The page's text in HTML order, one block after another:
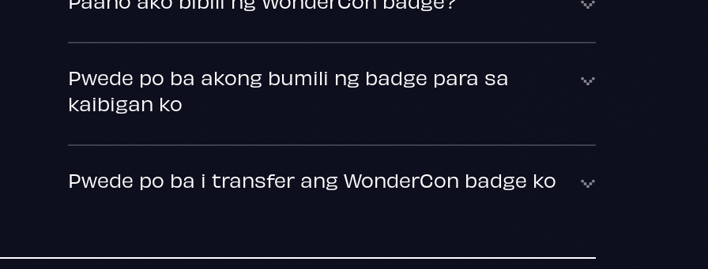
Pwede po ba akong bumili ng badge para sa
kaibigan ko
Pwede po ba i transfer ang WonderCon badge ko